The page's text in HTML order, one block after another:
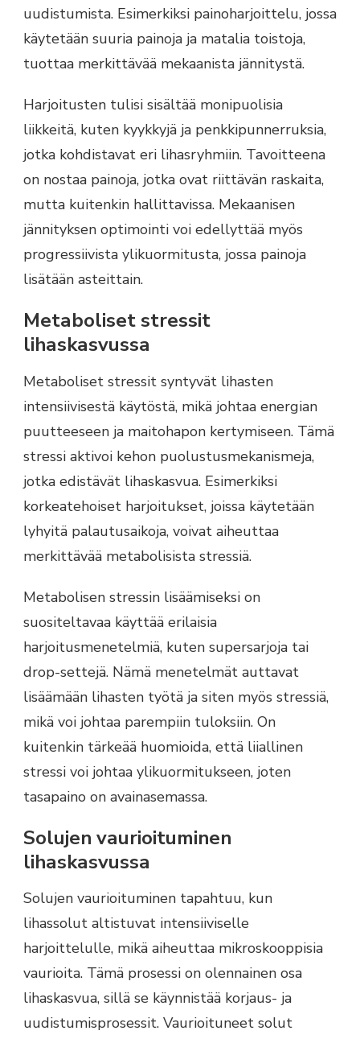
uudistumista. Esimerkiksi painoharjoittelu, jossa
käytetään suuria painoja ja matalia toistoja,
tuottaa merkittävää mekaanista jännitystä.
Harjoitusten tulisi sisältää monipuolisia
liikkeitä, kuten kyykkyjä ja penkkipunnerruksia,
jotka kohdistavat eri lihasryhmiin. Tavoitteena
on nostaa painoja, jotka ovat riittävän raskaita,
mutta kuitenkin hallittavissa. Mekaanisen
jännityksen optimointi voi edellyttää myös
progressiivista ylikuormitusta, jossa painoja
lisätään asteittain.
Metaboliset stressit
lihaskasvussa
Metaboliset stressit syntyvät lihasten
intensiivisestä käytöstä, mikä johtaa energian
puutteeseen ja maitohapon kertymiseen. Tämä
stressi aktivoi kehon puolustusmekanismeja,
jotka edistävät lihaskasvua. Esimerkiksi
korkeatehoiset harjoitukset, joissa käytetään
lyhyitä palautusaikoja, voivat aiheuttaa
merkittävää metabolisista stressiä.
Metabolisen stressin lisäämiseksi on
suositeltavaa käyttää erilaisia
harjoitusmenetelmiä, kuten supersarjoja tai
drop-settejä. Nämä menetelmät auttavat
lisäämään lihasten työtä ja siten myös stressiä,
mikä voi johtaa parempiin tuloksiin. On
kuitenkin tärkeää huomioida, että liiallinen
stressi voi johtaa ylikuormitukseen, joten
tasapaino on avainasemassa.
Solujen vaurioituminen
lihaskasvussa
Solujen vaurioituminen tapahtuu, kun
lihassolut altistuvat intensiiviselle
harjoittelulle, mikä aiheuttaa mikroskooppisia
vaurioita. Tämä prosessi on olennainen osa
lihaskasvua, sillä se käynnistää korjaus- ja
uudistumisprosessit. Vaurioituneet solut